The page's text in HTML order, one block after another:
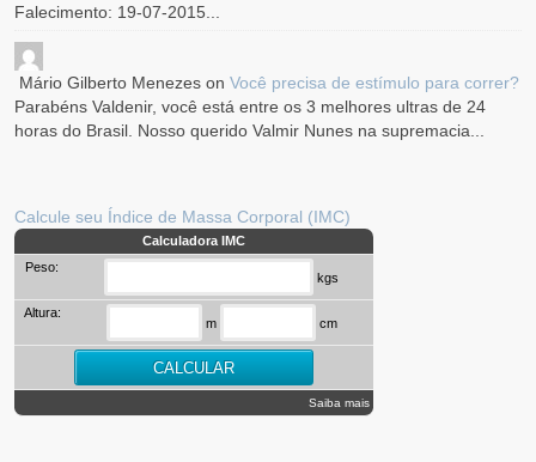
Falecimento: 19-07-2015...
Mário Gilberto Menezes onVocê precisa de estímulo para correr?
Parabéns Valdenir, você está entre os 3 melhores ultras de 24
horas do Brasil. Nosso querido Valmir Nunes na supremacia...
Calcule seu Índice de Massa Corporal (IMC)
Calculadora IMC
Peso:
kgs
Altura:
m cm
Saiba mais